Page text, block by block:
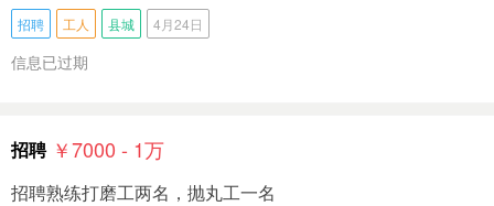
招聘 工人 县城 4月24日
信息已过期
招聘 ￥7000 - 1万
招聘熟练打磨工两名，抛丸工一名